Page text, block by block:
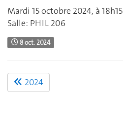
Mardi 15 octobre 2024, à 18h15
Salle: PHIL 206
8 oct. 2024
2024